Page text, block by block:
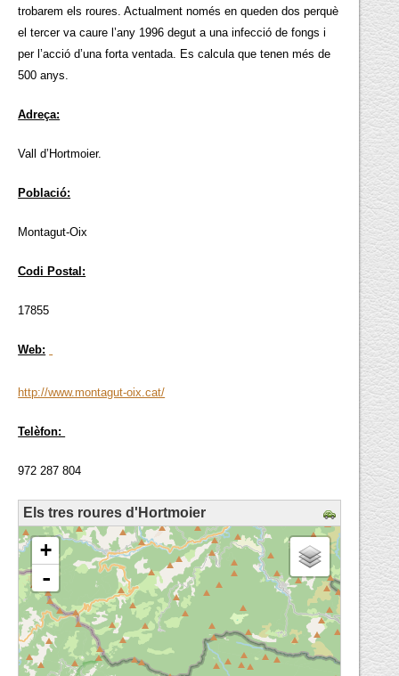
trobarem els roures. Actualment només en queden dos perquè
el tercer va caure l’any 1996 degut a una infecció de fongs i
per l’acció d’una forta ventada. Es calcula que tenen més de
500 anys.
Adreça:
Vall d’Hortmoier.
Població:
Montagut-Oix
Codi Postal:
17855
Web:
http://www.montagut-oix.cat/
Telèfon:
972 287 804
Els tres roures d'Hortmoier
loading map - please wait...
+
-